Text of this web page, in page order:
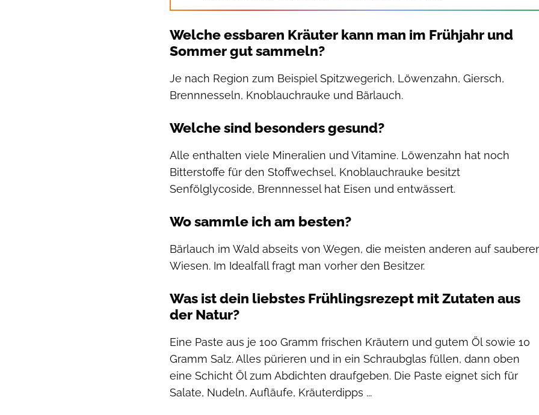
Welche essbaren Kräuter kann man im Frühjahr und
Sommer gut sammeln?
Je nach Region zum Beispiel Spitzwegerich, Löwenzahn, Giersch,
Brennnesseln, Knoblauchrauke und Bärlauch.
Welche sind besonders gesund?
Alle enthalten viele Mineralien und Vitamine. Löwenzahn hat noch
Bitterstoffe für den Stoffwechsel, Knoblauchrauke besitzt
Senfölglycoside, Brennnessel hat Eisen und entwässert.
Wo sammle ich am besten?
Bärlauch im Wald abseits von Wegen, die meisten anderen auf
Wiesen. Im Idealfall fragt man vorher den Besitzer.
Was ist dein liebstes Frühlingsrezept mit Zutaten aus
der Natur?
Eine Paste aus je 100 Gramm frischen Kräutern und gutem Öl sowie 10
Gramm Salz. Alles pürieren und in ein Schraubglas füllen, dann oben
eine Schicht Öl zum Abdichten draufgeben. Die Paste eignet sich für
Salate, Nudeln, Aufläufe, Kräuterdipps ...